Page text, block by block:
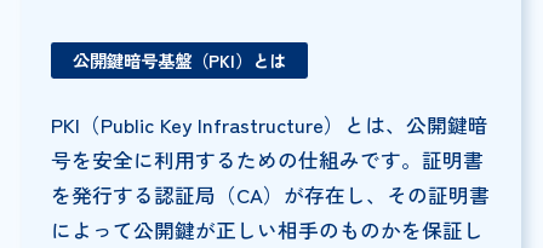
公開鍵暗号基盤（PKI）とは
PKI（Public Key Infrastructure）とは、公開鍵暗
号を安全に利用するための仕組みです。証明書
を発行する認証局（CA）が存在し、その証明書
によって公開鍵が正しい相手のものかを保証し